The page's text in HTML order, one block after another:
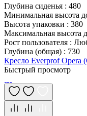
Глубина сиденья : 480
Минимальная высота
Высота упаковки : 380
Максимальная высота
Рост пользователя :
Глубина (общая) : 730
Кресло Everprof Opera
Быстрый просмотр